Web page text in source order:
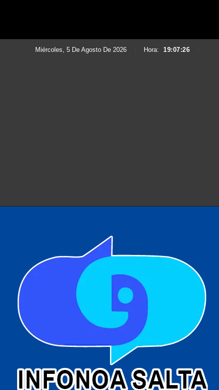
Miércoles, 5 De Agosto De 2026 Hora: 19:07:28